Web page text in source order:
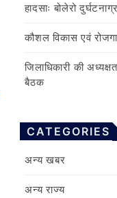
हादसाः बोलेरो
कौशल विकास एवं
जिलाधिकारी की
बैठक
CATEGORIES
अन्य खबर
अन्य राज्य